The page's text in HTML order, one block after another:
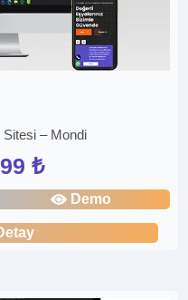
Sitesi – Mondi
₺
Demo